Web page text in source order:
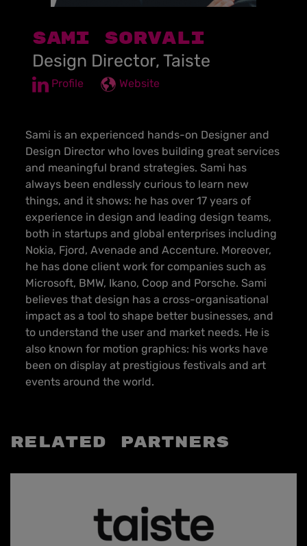
SAMI SORVALI
Design Director, Taiste
Profile Website
Sami is an experienced hands-on Designer and
Design Director who loves building great services
and meaningful brand strategies. Sami has
always been endlessly curious to learn new
things, and it shows: he has over 17 years of
experience in design and leading design teams,
both in startups and global enterprises including
Nokia, Fjord, Avenade and Accenture. Moreover,
he has done client work for companies such as
Microsoft, BMW, Ikano, Coop and Porsche. Sami
believes that design has a cross-organisational
impact as a tool to shape better businesses, and
to understand the user and market needs. He is
also known for motion graphics: his works have
been on display at prestigious festivals and art
events around the world.
Related partners